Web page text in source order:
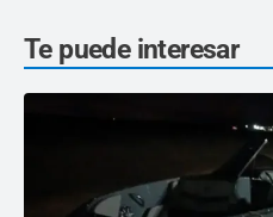
Te puede interesar